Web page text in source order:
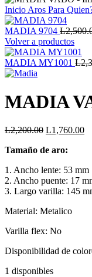
Inicio Aros Para
MADIA 9704 L
Volver a productos
MADIA MY1001 L
MADIA
L2,200.00 El
original
L2,200.00.
L1,760.00El
Tamaño de aro:
1. Ancho lente: 53 mm
2. Ancho puente: 17
3. Largo varilla: 145
Material: Metalico
Varilla flex: No
Disponibilidad de
1 disponibles